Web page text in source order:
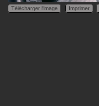
Télécharger l'image Imprimer